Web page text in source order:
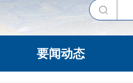
要闻动态